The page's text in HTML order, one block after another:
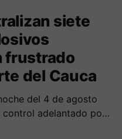
siete
frustrado
del Cauca
del 4 de agosto
adelantado por